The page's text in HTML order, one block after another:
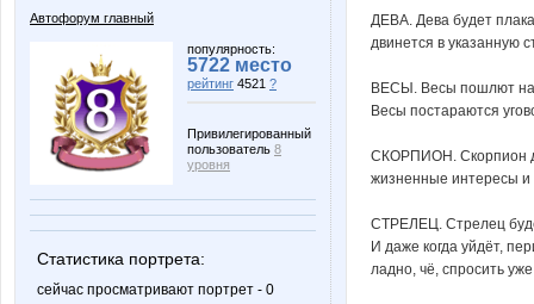
Автофорум главный
популярность:
5722 место
рейтинг 4521 ?
Привилегированный
пользователь 8
уровня
Статистика портрета:
сейчас просматривают портрет - 0
ДЕВА. Дева будет
двинется в указанную
ВЕСЫ. Весы пошлют
Весы постараются
СКОРПИОН. Скорпион
жизненные интересы и
СТРЕЛЕЦ. Стрелец
И даже когда уйдёт,
ладно, чё, спросить